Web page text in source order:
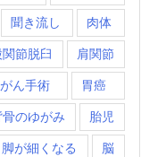
聞き流し 肉体
関節脱臼 肩関節
ん手術 胃癌
骨のゆがみ 胎児
脚が細くなる 脳